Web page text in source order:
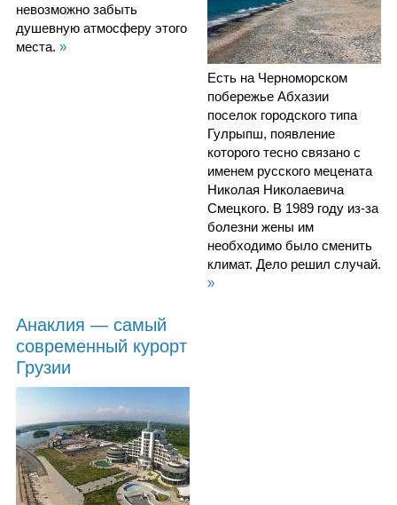
невозможно забыть
душевную атмосферу этого
места. »
Есть на Черноморском
побережье Абхазии
поселок городского типа
Гулрыпш, появление
которого тесно связано с
именем русского мецената
Николая Николаевича
Смецкого. В 1989 году из-за
болезни жены им
необходимо было сменить
климат. Дело решил случай.
»
Анаклия — самый
современный курорт
Грузии